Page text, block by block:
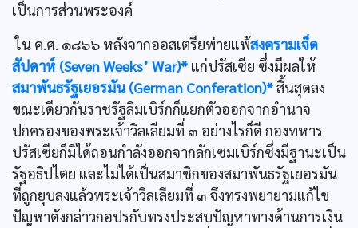
เป็นการส่วนพระองค์
ใน ค.ศ. ๑๘๖๖ หลังจากออสเตรียพ่ายแพ้สงครามเจ็ด
สัปดาห์ (Seven Weeks’ War)* แก่ปรัสเซีย ซึ่งมีผลให้
สมาพันธรัฐเยอรมัน (German Conferation)*สิ้นสุดลง
ขณะเดียวกันราชรัฐลิมเบิร์กก็แยกตัวออกจากอำนาจ
ปกครองของพระเจ้าวิลเลียมที่ ๓ อย่างไรก็ดี กองทหาร
ปรัสเซียก็มิได้ถอนกำลังออกจากลักเซมเบิร์กซึ่งมีฐานะเป็น
รัฐอธิปไตย และไม่ได้เป็นสมาชิกของสมาพันธรัฐเยอรมัน
ที่ถูกยุบลงแล้วพระเจ้าวิลเลียมที่ ๓ จึงทรงพยายามแก้ไข
ปัญหาดังกล่าวกอปรกับทรงประสบปัญหาทางด้านการเงิน